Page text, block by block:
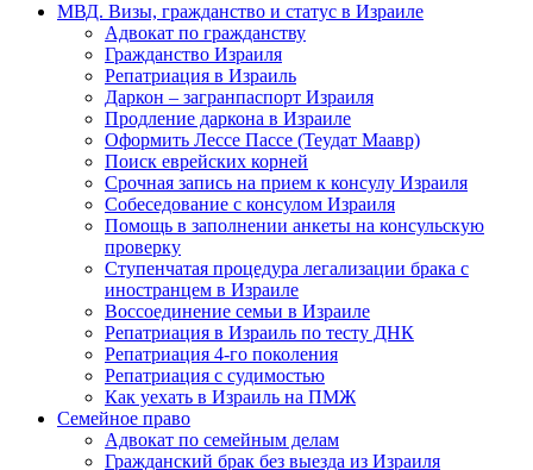
МВД. Визы, гражданство и статус в Израиле
Адвокат по гражданству
Гражданство Израиля
Репатриация в Израиль
Даркон – загранпаспорт Израиля
Продление даркона в Израиле
Оформить Лессе Пассе (Теудат Маавр)
Поиск еврейских корней
Срочная запись на прием к консулу Израиля
Собеседование с консулом Израиля
Помощь в заполнении анкеты на консульскую
проверку
Ступенчатая процедура легализации брака с
иностранцем в Израиле
Воссоединение семьи в Израиле
Репатриация в Израиль по тесту ДНК
Репатриация 4-го поколения
Репатриация с судимостью
Как уехать в Израиль на ПМЖ
Семейное право
Адвокат по семейным делам
Гражданский брак без выезда из Израиля